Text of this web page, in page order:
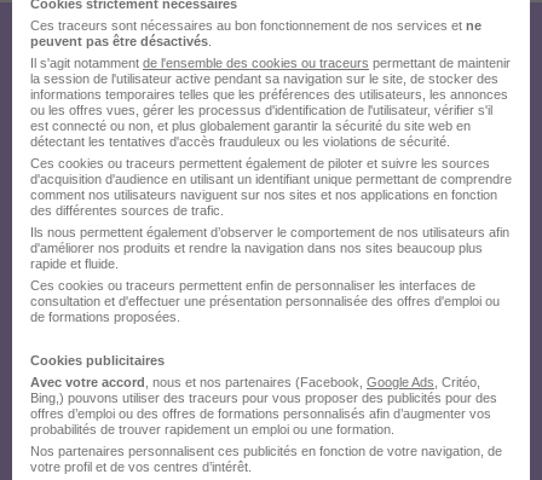
Créez votre compte Hellowork et
envoyez votre candidature !
Cookies strictement nécessaires
Ces traceurs sont nécessaires au bon fonctionnement de nos services et ne
peuvent pas être désactivés
Il s'agit notamment de l'ensemble des cookies ou traceurs permettant de maintenir
la session de l'utilisateur active pendant sa navigation sur le site, de stocker des
informations temporaires telles que les préférences des utilisateurs, les annonces
ou les offres vues, gérer les processus d'identification de l'utilisateur, vérifier s'il
est connecté ou non, et plus globalement garantir la sécurité du site web en
détectant les tentatives d'accès frauduleux ou les violations de sécurité.
Ces cookies ou traceurs permettent également de piloter et suivre les sources
d'acquisition d'audience en utilisant un identifiant unique permettant de comprendre
comment nos utilisateurs naviguent sur nos sites et nos applications en fonction
des différentes sources de trafic.
Ils nous permettent également d’observer le comportement de nos utilisateurs afin
d'améliorer nos produits et rendre la navigation dans nos sites beaucoup plus
rapide et fluide.
Ces cookies ou traceurs permettent enfin de personnaliser les interfaces de
consultation et d'effectuer une présentation personnalisée des offres d'emploi ou
de formations proposées.
Cookies publicitaires
Avec votre accord , nous et nos partenaires (Facebook, Google Ads , Critéo,
Bing,) pouvons utiliser des traceurs pour vous proposer des publicités pour des
offres d’emploi ou des offres de formations personnalisés afin d’augmenter vos
probabilités de trouver rapidement un emploi ou une formation.
Nos partenaires personnalisent ces publicités en fonction de votre navigation, de
votre profil et de vos centres d’intérêt.